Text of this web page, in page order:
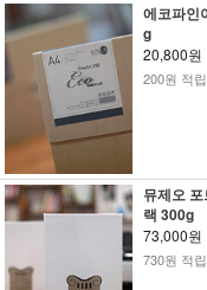
에코파인
g
20,800원
200원 적립
뮤제오
랙 300g
73,000원
730원 적립